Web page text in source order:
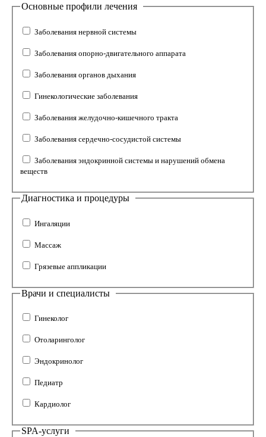
Основные профили лечения
Заболевания нервной системы
Заболевания опорно-двигательного аппарата
Заболевания органов дыхания
Гинекологические заболевания
Заболевания желудочно-кишечного тракта
Заболевания сердечно-сосудистой системы
Заболевания эндокринной системы и нарушений обмена
веществ
Диагностика и процедуры
Ингаляции
Массаж
Грязевые аппликации
Врачи и специалисты
Гинеколог
Отоларинголог
Эндокринолог
Педиатр
Кардиолог
SPA-услуги